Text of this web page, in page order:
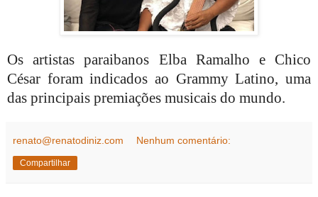
Os artistas paraibanos Elba Ramalho e Chico
César foram indicados ao Grammy Latino, uma
das principais premiações musicais do mundo.
renato@renatodiniz.com Nenhum comentário:
Compartilhar